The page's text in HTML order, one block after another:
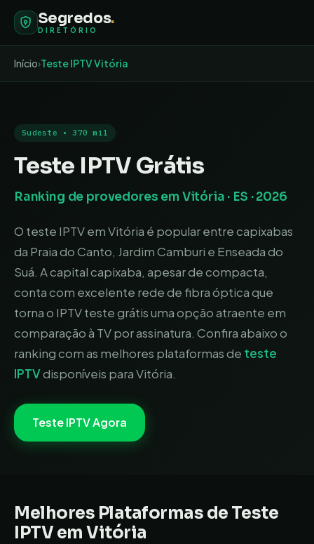
Segredos.
DIRETÓRIO
Início›Teste IPTVVitória
Sudeste •370 mil
Teste IPTV Grátis
Ranking de provedores em Vitória · ES · 2026
O teste IPTV em Vitória é popular entre capixabas
da Praia do Canto, Jardim Camburi e Enseada do
Suá. A capital capixaba, apesar de compacta,
conta com excelente rede de fibra óptica que
torna o IPTV teste grátis uma opção atraente em
comparação à TV por assinatura. Confira abaixo o
ranking com as melhores plataformas de teste
IPTVdisponíveis paraVitória.
Teste IPTV Agora
Melhores Plataformas de Teste
IPTV emVitória